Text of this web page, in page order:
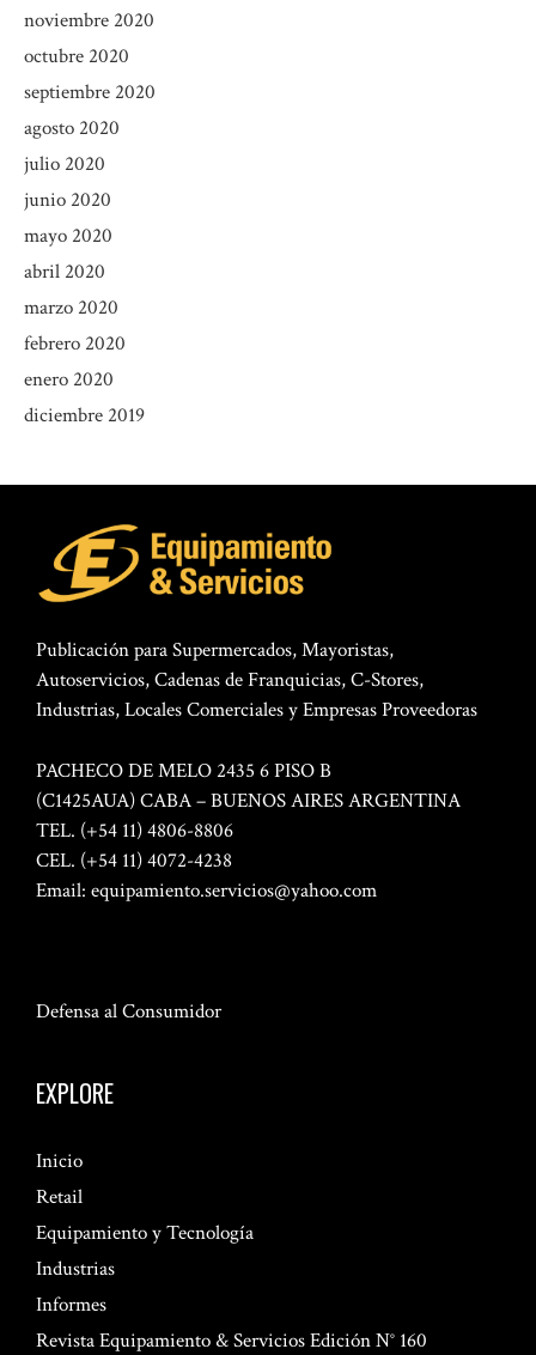
noviembre 2020
octubre 2020
septiembre 2020
agosto 2020
julio 2020
junio 2020
mayo 2020
abril 2020
marzo 2020
febrero 2020
enero 2020
diciembre 2019
Publicación para Supermercados, Mayoristas,
Autoservicios, Cadenas de Franquicias, C-Stores,
Industrias, Locales Comerciales y Empresas Proveedoras
PACHECO DE MELO 2435 6 PISO B
(C1425AUA) CABA – BUENOS AIRES ARGENTINA
TEL. (+54 11) 4806-8806
CEL. (+54 11) 4072-4238
Email: equipamiento.servicios@yahoo.com
Defensa al Consumidor
EXPLORE
Inicio
Retail
Equipamiento y Tecnología
Industrias
Informes
Revista Equipamiento & Servicios Edición N° 160